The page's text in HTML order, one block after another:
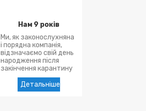
Нам 9 років
Ми, як законослухняна
і порядна компанія,
відзначаємо свій день
народження після
закінчення карантину